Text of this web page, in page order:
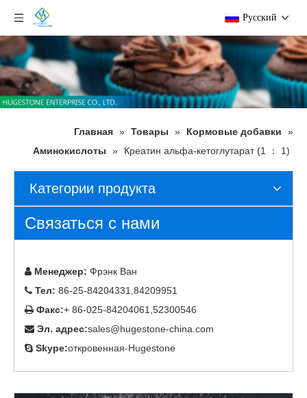
Pусский
Главная » Товары » Кормовые добавки
»
Аминокислоты
» Креатин альфа-кетоглутарат (1 ： 1)
Категории продукта
Связаться с нами
 Менеджер: Фрэнк Ван
 Тел: 86-25-84204331,84209951
 Факс:+ 86-025-84204061,52300546
 Эл. адрес:sales@hugestone-china.com
 Skype:откровенная-Hugestone